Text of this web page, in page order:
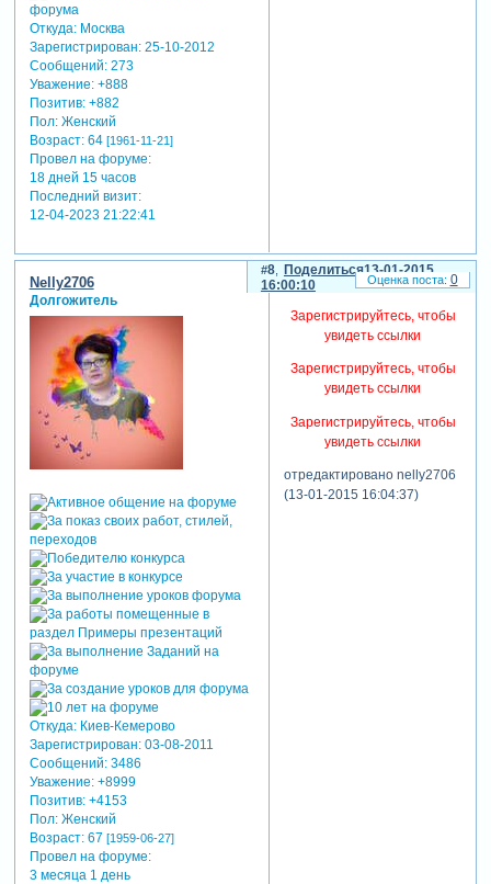
Откуда:Москва
Зарегистрирован: 25-10-2012
Сообщений:273
Уважение: +888
Позитив: +882
Пол:Женский
Возраст:64 [1961-11-21]
Провел на форуме:
18 дней 15 часов
Последний визит:
12-04-2023 21:22:41
Поделиться
8
13-01-2015
16:00:10
Nelly2706
Долгожитель
Откуда:Киев-Кемерово
Зарегистрирован: 03-08-2011
Сообщений:3486
Уважение: +8999
Позитив: +4153
Пол:Женский
Возраст:67 [1959-06-27]
Провел на форуме:
3 месяца 1 день
Зарегистрируйтесь, чтобы
увидеть ссылки
Зарегистрируйтесь, чтобы
увидеть ссылки
Зарегистрируйтесь, чтобы
увидеть ссылки
отредактировано nelly2706
(13-01-2015 16:04:37)
0